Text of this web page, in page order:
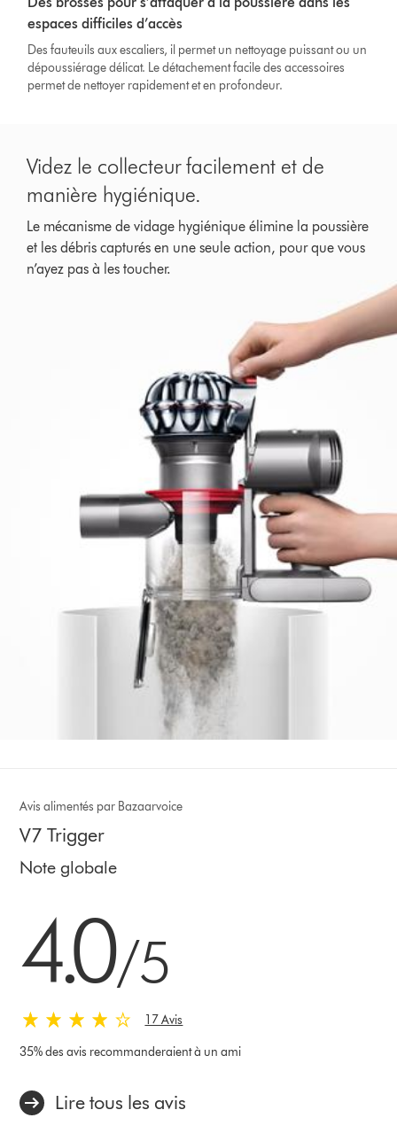
espaces difficiles d’accès
Des fauteuils aux escaliers, il permet un nettoyage puissant ou un
dépoussiérage délicat. Le détachement facile des accessoires
permet de nettoyer rapidement et en profondeur.
Videz le collecteur facilement et de
manière hygiénique.
Le mécanisme de vidage hygiénique élimine la poussière
et les débris capturés en une seule action, pour que vous
n’ayez pas à les toucher.
Avis alimentés par Bazaarvoice
V7 Trigger
Note globale
4.0/5
17 Avis
35% des avis recommanderaient à un ami
Lire tous les avis